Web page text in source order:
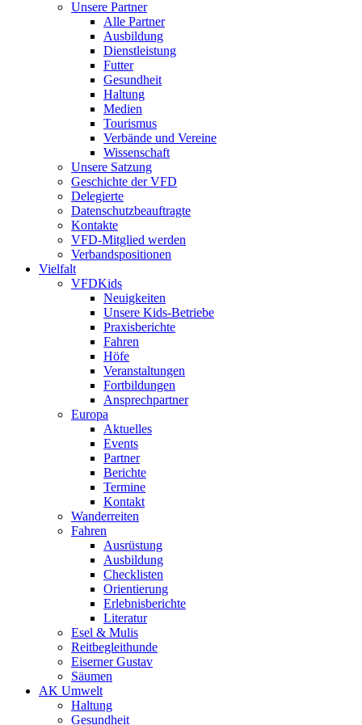
Unsere Partner
Alle Partner
Ausbildung
Dienstleistung
Futter
Gesundheit
Haltung
Medien
Tourismus
Verbände und Vereine
Wissenschaft
Unsere Satzung
Geschichte der VFD
Delegierte
Datenschutzbeauftragte
Kontakte
VFD-Mitglied werden
Verbandspositionen
Vielfalt
VFDKids
Neuigkeiten
Unsere Kids-Betriebe
Praxisberichte
Fahren
Höfe
Veranstaltungen
Fortbildungen
Ansprechpartner
Europa
Aktuelles
Events
Partner
Berichte
Termine
Kontakt
Wanderreiten
Fahren
Ausrüstung
Ausbildung
Checklisten
Orientierung
Erlebnisberichte
Literatur
Esel & Mulis
Reitbegleithunde
Eiserner Gustav
Säumen
AK Umwelt
Haltung
Gesundheit